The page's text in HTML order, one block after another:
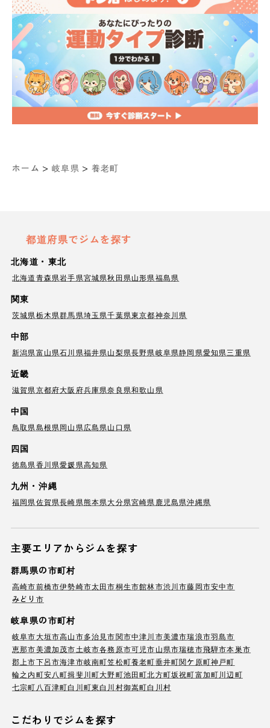
ホーム > 岐阜県 > 養老町
都道府県でジムを探す
北海道・東北
北海道青森県岩手県宮城県秋田県山形県福島県
関東
茨城県栃木県群馬県埼玉県千葉県東京都神奈川県
中部
新潟県富山県石川県福井県山梨県長野県岐阜県静岡県愛知県三重県
近畿
滋賀県京都府大阪府兵庫県奈良県和歌山県
中国
鳥取県島根県岡山県広島県山口県
四国
徳島県香川県愛媛県高知県
九州・沖縄
福岡県佐賀県長崎県熊本県大分県宮崎県 鹿児島県沖縄県
主要エリアからジムを探す
群馬県の市町村
高崎市前橋市伊勢崎市太田市桐生市館林市渋川市藤岡市安中市
みどり市
岐阜県の市町村
岐阜市大垣市高山市多治見市関市中津川市美濃市瑞浪市羽島市
恵那市美濃加茂市土岐市各務原市可児市山県市瑞穂市飛騨市本巣市
郡上市下呂市海津市岐南町笠松町養老町垂井町関ケ原町神戸町
輪之内町安八町揖斐川町大野町池田町北方町坂祝町富加町川辺町
七宗町 八百津町白川町東白川村御嵩町白川村
こだわりでジムを探す